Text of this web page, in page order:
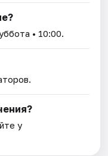
• 10:00.
у